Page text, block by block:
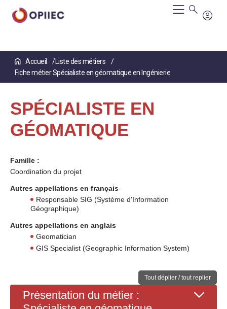
contenu
principal
Accueil
Liste des métiers
Fiche métier Spécialiste en géomatique en Ingénierie
SPÉCIALISTE EN
GÉOMATIQUE
Famille :
Coordination du projet
Autres appellations en français
Responsable SIG (Système d'Information
Géographique)
Autres appellations en anglais
Geomatician
GIS Specialist (Geographic Information System)
Tout déplier / tout replier
Présentation du métier :